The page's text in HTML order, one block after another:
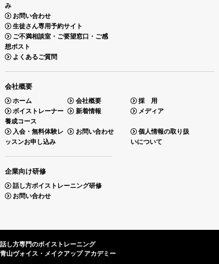
み
お問い合わせ
生徒さん専用予約サイト
ご不満相談室・ご要望窓口・ご感
想ポスト
よくあるご質問
会社概要
ホーム 会社概要
採 用
ボイストレーナー
養成コース
新着情報 メディア
入会・無料体験レ
ッスンお申し込み
お問い合わせ
個人情報の取り扱
いについて
企業向け研修
話し方ボイストレーニング研修
お問い合わせ
話し方専門のボイストレーニング
青山ヴォイス・メイクアップ アカデミー